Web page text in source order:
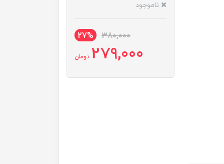
ناموجود
380,000
27%
279,000 تومان